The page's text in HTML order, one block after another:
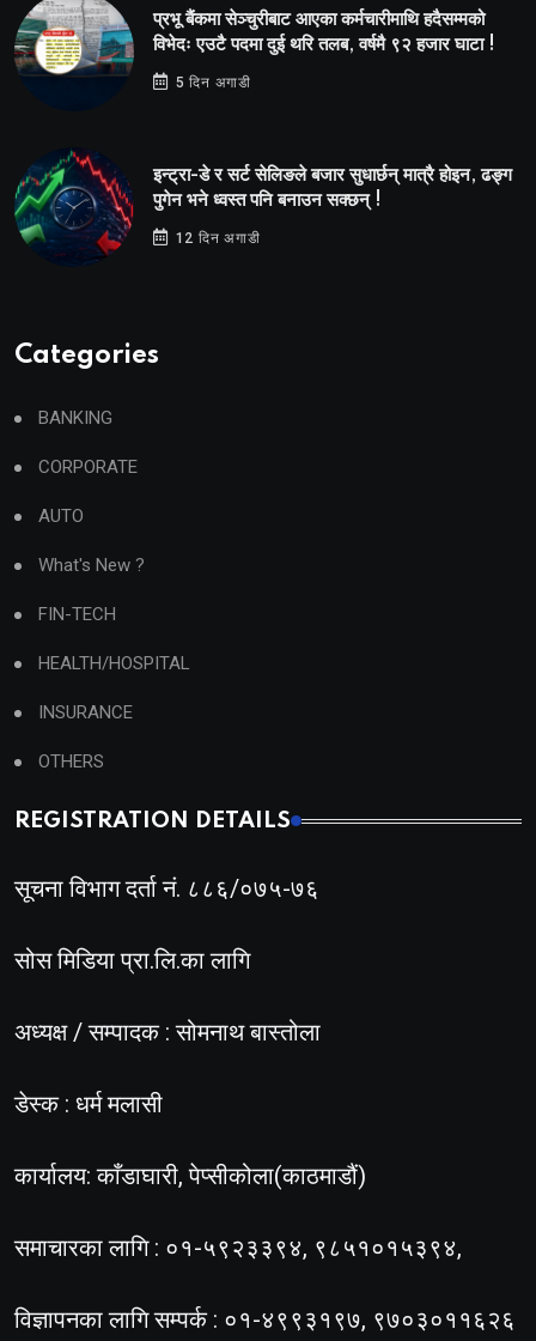
प्रभू बैंकमा सेञ्चुरीबाट आएका कर्मचारीमाथि हदैसम्मको
विभेदः एउटै पदमा दुई थरि तलब, वर्षमै ९२ हजार घाटा !
5 दिन अगाडी
इन्ट्रा-डे र सर्ट सेलिङले बजार सुधार्छन् मात्रै होइन, ढङ्ग
पुगेन भने ध्वस्त पनि बनाउन सक्छन् !
12 दिन अगाडी
Categories
BANKING
CORPORATE
AUTO
What's New ?
FIN-TECH
HEALTH/HOSPITAL
INSURANCE
OTHERS
REGISTRATION DETAILS
सूचना विभाग दर्ता नं. ८८६/०७५-७६
सोस मिडिया प्रा.लि.का लागि
अध्यक्ष / सम्पादक : सोमनाथ बास्तोला
डेस्क : धर्म मलासी
कार्यालय: काँडाघारी, पेप्सीकोला(काठमाडौं)
समाचारका लागि : ०१-५९२३३९४, ९८५१०१५३९४,
विज्ञापनका लागि सम्पर्क : ०१-४९९३१९७, ९७०३०११६२६